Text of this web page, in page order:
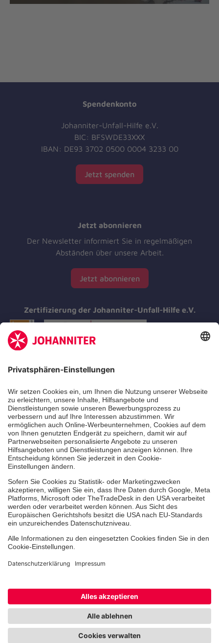
Spendenkonto
Johanniter-Unfall-Hilfe e.V.
BIC: BFSWDE33XXX
IBAN: DE93 3702 0500 0004 3233 00
Jetzt spenden
Jetzt abonnieren
Der Newsletter informiert Sie in regelmäßigen
Abständen über unsere Arbeit.
Jetzt abonnieren
Zertifizierung der Johanniter-Unfall-Hilfe e.V.
Aus- & Fortbildungen
Erste-Hilfe-Kurse
Jobs & Ehrenamt
Freiwilligendienst
Spendenprojekte
Johanniter-Jugend
Einrichtungen
Cookie-Einstellungen Datenschutz Barrierefreiheit
Impressum Kontakt Widerruf